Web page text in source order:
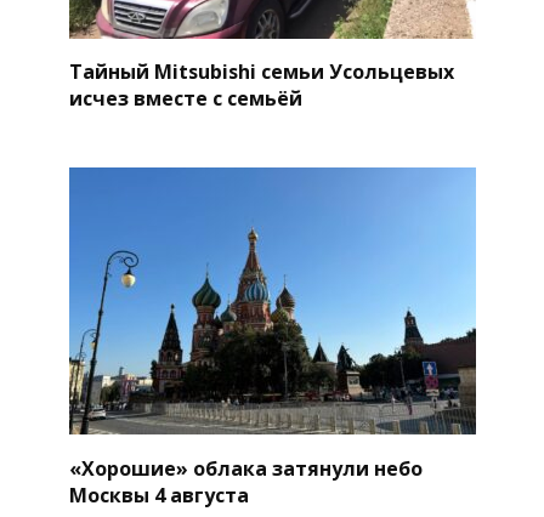
Тайный Mitsubishi семьи Усольцевых
исчез вместе с семьёй
«Хорошие» облака затянули небо
Москвы 4 августа